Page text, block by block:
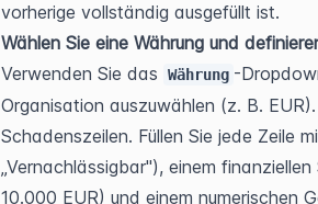
vorherige vollständig ausgefüllt ist.
Wählen Sie eine Währung und
Verwenden Sie das
Währung -
Organisation auszuwählen (z. B.
Schadenszeilen. Füllen Sie jede Zeile
„Vernachlässigbar"), einem
10.000 EUR) und einem numerischen